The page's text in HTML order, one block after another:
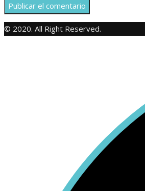
© 2020. All Right Reserved.